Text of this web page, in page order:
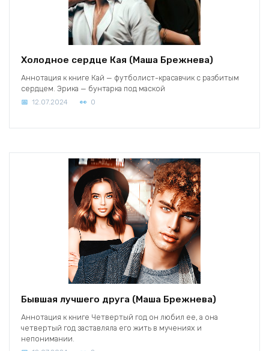
Холодное сердце Кая (Маша Брежнева)
Аннотация к книге Кай — футболист-красавчик с разбитым
сердцем. Эрика — бунтарка под маской
12.07.2024 0
Бывшая лучшего друга (Маша Брежнева)
Аннотация к книге Четвертый год он любил ее, а она
четвертый год заставляла его жить в мучениях и
непонимании.